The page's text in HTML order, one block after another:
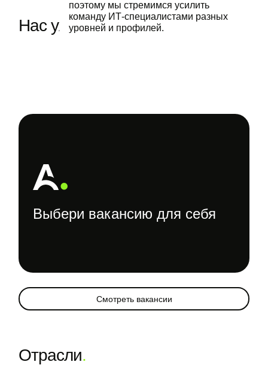
Нас уже больше 2 тысяч.
поэтому мы стремимся усилить
команду ИТ‑специалистами разных
уровней и профилей.
Выбери вакансию для себя
Смотреть вакансии
Отрасли.